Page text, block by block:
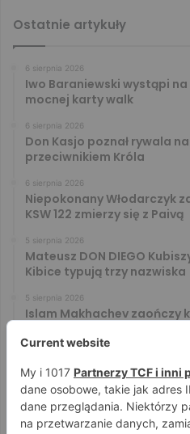
Ostatnie artykuły
6 sierpnia 2026
Iwo Baraniewski wystąpi na
mocnej karty walk
6 sierpnia 2026
Don Kasjo poznał rywala
przeciwnikiem Króla
6 sierpnia 2026
Niepokonany Włodarczyk
KSW 122 zmierzy się z Paivą
5 sierpnia 2026
Mateusz DON DIEGO
Kibice typują trzy nazwiska
5 sierpnia 2026
Islam Makhachev zaończy
Tańcula nie gryzł się w
zachowaniu Jacka
4 sierpnia 2026
Ostre spojrzenia Jóźwiaka